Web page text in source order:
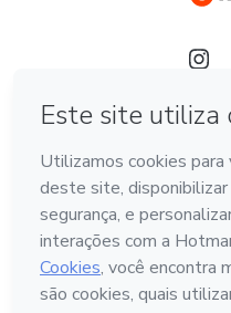
Idioma
Hotmart — 2011-2026 ©